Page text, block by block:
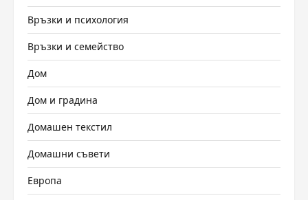
Връзки и психология
Връзки и семейство
Дом
Дом и градина
Домашен текстил
Домашни съвети
Европа